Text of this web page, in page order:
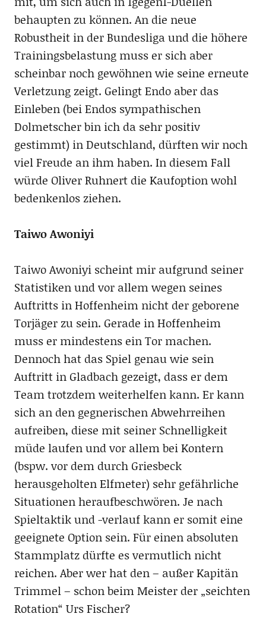
behaupten zu können. An die neue
Robustheit in der Bundesliga und die höhere
Trainingsbelastung muss er sich aber
scheinbar noch gewöhnen wie seine erneute
Verletzung zeigt. Gelingt Endo aber das
Einleben (bei Endos sympathischen
Dolmetscher bin ich da sehr positiv
gestimmt) in Deutschland, dürften wir noch
viel Freude an ihm haben. In diesem Fall
würde Oliver Ruhnert die Kaufoption wohl
bedenkenlos ziehen.
Taiwo Awoniyi
Taiwo Awoniyi scheint mir aufgrund seiner
Statistiken und vor allem wegen seines
Auftritts in Hoffenheim nicht der geborene
Torjäger zu sein. Gerade in Hoffenheim
muss er mindestens ein Tor machen.
Dennoch hat das Spiel genau wie sein
Auftritt in Gladbach gezeigt, dass er dem
Team trotzdem weiterhelfen kann. Er kann
sich an den gegnerischen Abwehrreihen
aufreiben, diese mit seiner Schnelligkeit
müde laufen und vor allem bei Kontern
(bspw. vor dem durch Griesbeck
herausgeholten Elfmeter) sehr gefährliche
Situationen heraufbeschwören. Je nach
Spieltaktik und -verlauf kann er somit eine
geeignete Option sein. Für einen absoluten
Stammplatz dürfte es vermutlich nicht
reichen. Aber wer hat den – außer Kapitän
Trimmel – schon beim Meister der „seichten
Rotation“ Urs Fischer?